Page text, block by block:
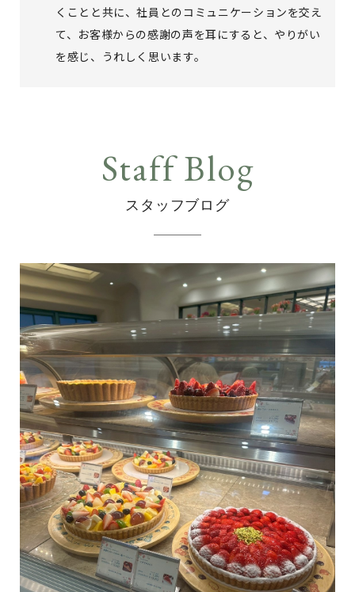
くことと共に、社員とのコミュニケーションを交え
て、お客様からの感謝の声を耳にすると、やりがい
を感じ、うれしく思います。
スタッフブログ